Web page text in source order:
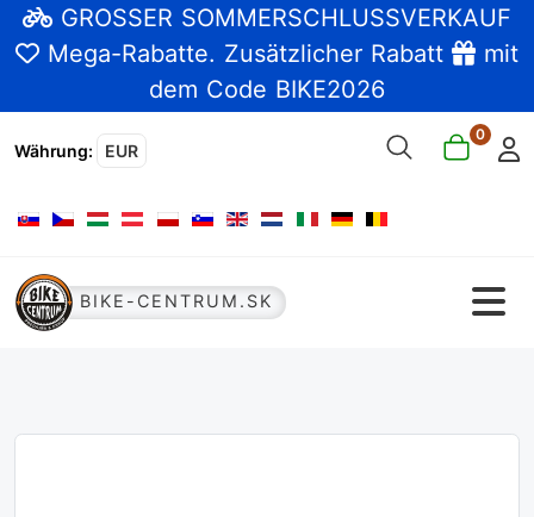
GROSSER SOMMERSCHLUSSVERKAUF
Mega-Rabatte. Zusätzlicher Rabatt
mit
dem Code BIKE2026
Währung: EUR
0
Sprache auswählen
BIKE-CENTRUM.SK